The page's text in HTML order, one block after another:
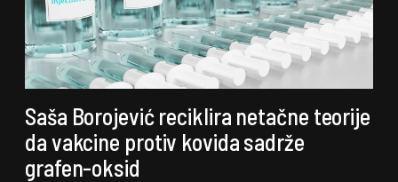
Saša Borojević reciklira netačne teorije
da vakcine protiv kovida sadrže
grafen-oksid